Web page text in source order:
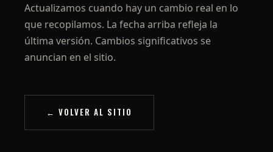
Actualizamos cuando hay un cambio real en lo
que recopilamos. La fecha arriba refleja la
última versión. Cambios significativos se
anuncian en el sitio.
← VOLVER AL SITIO